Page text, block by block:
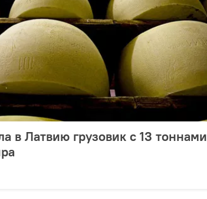
в Латвию грузовик с 13 тоннами